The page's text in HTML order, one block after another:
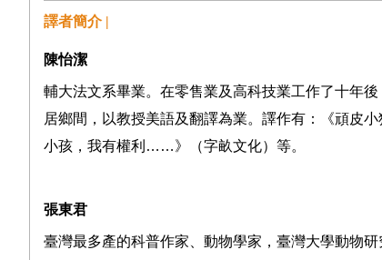
譯者簡介 |
陳怡潔
輔大法文系畢業。在零售業及高科技業工作了十年
居鄉間，以教授美語及翻譯為業。譯作有：《頑皮
小孩，我有權利 ……》（字畝文化）等。
張東君
臺灣最多產的科普作家、動物學家，臺灣大學動物